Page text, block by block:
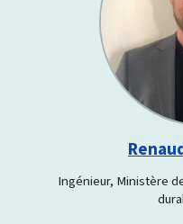
Ingénieur, Ministère